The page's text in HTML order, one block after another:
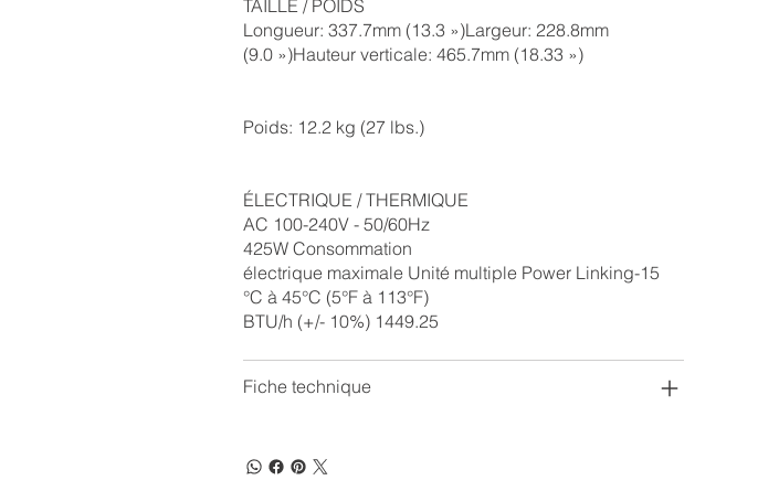
TAILLE / POIDS
Longueur: 337.7mm (13.3 »)Largeur: 228.8mm
(9.0 »)Hauteur verticale: 465.7mm (18.33 »)
Poids: 12.2 kg (27 lbs.)
ÉLECTRIQUE / THERMIQUE
AC 100-240V - 50/60Hz
425W Consommation
électrique maximale Unité multiple Power Linking-15
°C à 45°C (5°F à 113°F)
BTU/h (+/- 10%) 1449.25
Fiche technique